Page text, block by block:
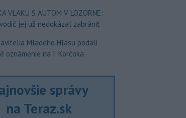
VLAKU S AUTOM V LOZORNE:
jej už nedokázal zabrániť
Mladého Hlasu podali
oznámenie na I. Korčoka
správy
na Teraz.sk